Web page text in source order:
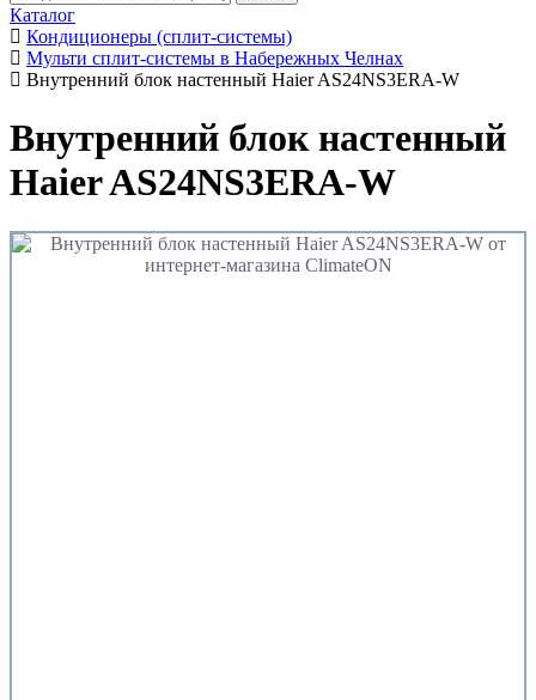
Каталог
Кондиционеры (сплит-системы)
Мульти сплит-системы в Набережных Челнах
Внутренний блок настенный Haier AS24NS3ERA-W
Внутренний блок настенный
Haier AS24NS3ERA-W